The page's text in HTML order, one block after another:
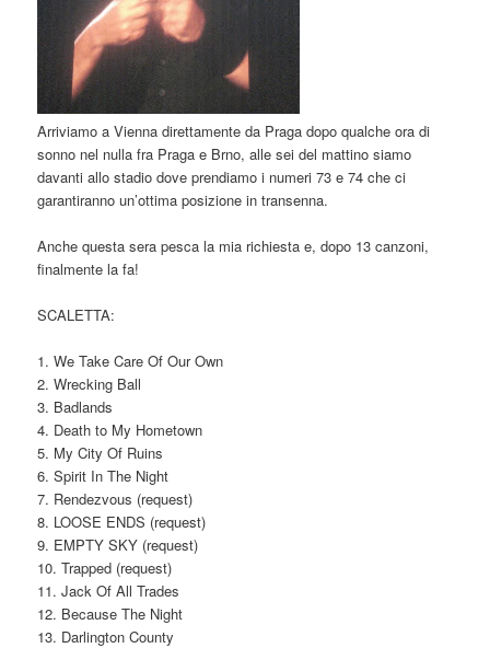
Arriviamo a Vienna direttamente da Praga dopo qualche ora di
sonno nel nulla fra Praga e Brno, alle sei del mattino siamo
davanti allo stadio dove prendiamo i numeri 73 e 74 che ci
garantiranno un’ottima posizione in transenna.
Anche questa sera pesca la mia richiesta e, dopo 13 canzoni,
finalmente la fa!
SCALETTA:
1. We Take Care Of Our Own
2. Wrecking Ball
3. Badlands
4. Death to My Hometown
5. My City Of Ruins
6. Spirit In The Night
7. Rendezvous (request)
8. LOOSE ENDS (request)
9. EMPTY SKY (request)
10. Trapped (request)
11. Jack Of All Trades
12. Because The Night
13. Darlington County